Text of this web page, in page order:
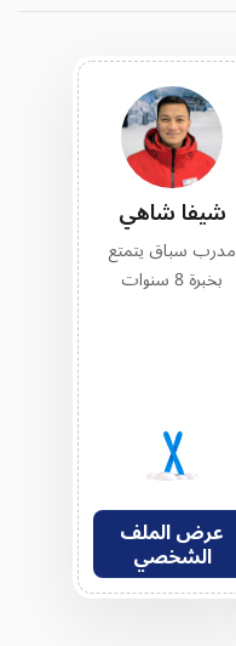
شيفا شاهي
مدرب سباق يتمتع
بخبرة 8 سنوات
عرض الملف
الشخصي